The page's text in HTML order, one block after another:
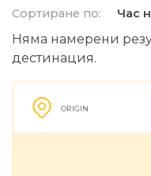
Сортиране по: Час
Няма намерени
дестинация.
ORIGIN